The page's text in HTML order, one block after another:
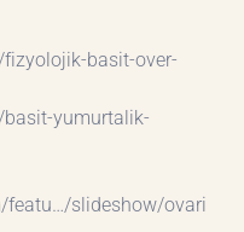
basit-over-
yumurtalik-
featu…/slideshow/ovari